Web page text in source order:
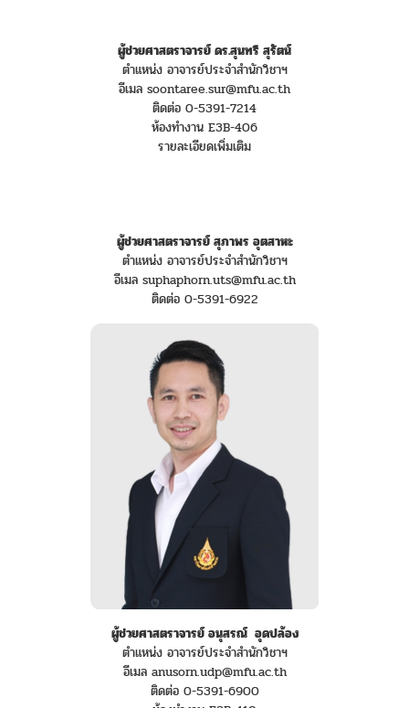
ผู้ช่วยศาสตราจารย์ ดร.สุนทรี สุรัตน์
ตำแหน่ง อาจารย์ประจำสำนักวิชาฯ
อีเมล soontaree.sur@mfu.ac.th
ติดต่อ 0-5391-7214
ห้องทำงาน E3B-406
รายละเอียดเพิ่มเติม
ผู้ช่วยศาสตราจารย์ สุภาพร อุตสาหะ
ตำแหน่ง อาจารย์ประจำสำนักวิชาฯ
อีเมล suphaphorn.uts@mfu.ac.th
ติดต่อ 0-5391-6922
ผู้ช่วยศาสตราจารย์ อนุสรณ์ อุดปล้อง
ตำแหน่ง อาจารย์ประจำสำนักวิชาฯ
อีเมล anusorn.udp@mfu.ac.th
ติดต่อ 0-5391-6900